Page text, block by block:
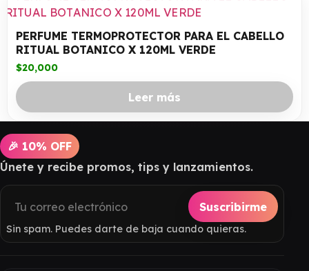
PERFUME TERMOPROTECTOR PARA EL CABELLO
RITUAL BOTANICO X 120ML VERDE
$20,000
Leer más
🎉 10% OFF
Únete y recibe promos, tips y lanzamientos.
Suscribirme
Sin spam. Puedes darte de baja cuando quieras.